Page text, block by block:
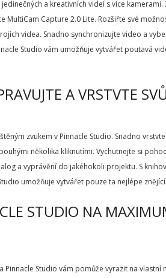
a kreativních videí s více
MultiCam Capture 2.0 Lite. Rozšiřte své
videa. Snadno synchronizujte video a
Studio vám umožňuje vytvářet poutavá
A VRSTVTE
zvukem v Pinnacle Studio. Snadno
několika kliknutími. Vychutnejte si
a vyprávění do jakéhokoli projektu. S
umožňuje vytvářet pouze ta nejlépe
STUDIO NA
Pinnacle Studio vám pomůže vyrazit na